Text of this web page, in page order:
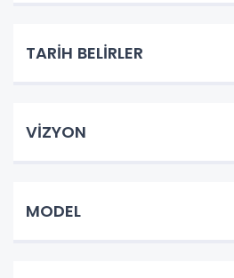
TARİH BELİRLER
VİZYON
MODEL